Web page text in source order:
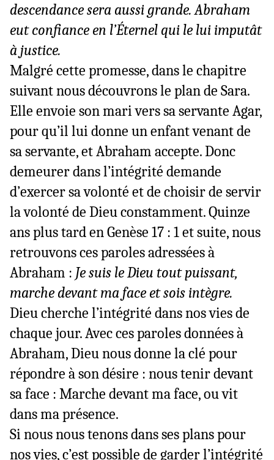
descendance sera aussi grande. Abraham
eut confiance en l’Éternel qui le lui imputât
à justice.
Malgré cette promesse, dans le chapitre
suivant nous découvrons le plan de Sara.
Elle envoie son mari vers sa servante Agar,
pour qu’il lui donne un enfant venant de
sa servante, et Abraham accepte. Donc
demeurer dans l’intégrité demande
d’exercer sa volonté et de choisir de servir
la volonté de Dieu constamment. Quinze
ans plus tard en Genèse 17 : 1 et suite, nous
retrouvons ces paroles adressées à
Abraham : Je suis le Dieu tout puissant,
marche devant ma face et sois intègre.
Dieu cherche l’intégrité dans nos vies de
chaque jour. Avec ces paroles données à
Abraham, Dieu nous donne la clé pour
répondre à son désire : nous tenir devant
sa face : Marche devant ma face, ou vit
dans ma présence.
Si nous nous tenons dans ses plans pour
nos vies, c’est possible de garder l’intégrité